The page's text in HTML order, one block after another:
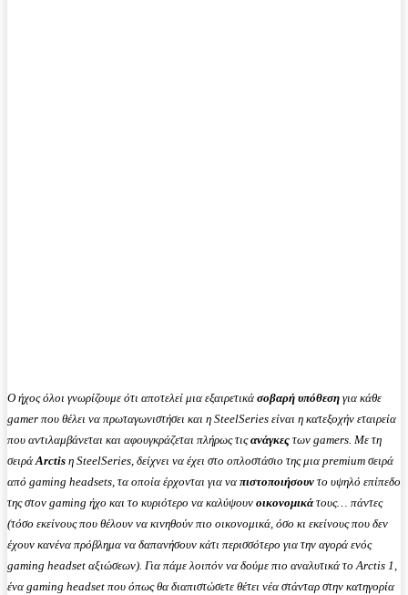
Ο ήχος όλοι γνωρίζουμε ότι αποτελεί μια εξαιρετικά σοβαρή υπόθεση για κάθε
gamer που θέλει να πρωταγωνιστήσει και η SteelSeries είναι η κατεξοχήν εταιρεία
που αντιλαμβάνεται και αφουγκράζεται πλήρως τιςανάγκες των gamers. Με τη
σειρά Arctis η SteelSeries, δείχνει να έχει στο οπλοστάσιο της μια premium σειρά
από gaming headsets, τα οποία έρχονται για να πιστοποιήσουν το υψηλό επίπεδο
της στον gaming ήχο και το κυριότερο να καλύψουν οικονομικάτους… πάντες
(τόσο εκείνους που θέλουν να κινηθούν πιο οικονομικά, όσο κι εκείνους που δεν
έχουν κανένα πρόβλημα να δαπανήσουν κάτι περισσότερο για την αγορά ενός
gaming headset αξιώσεων). Για πάμε λοιπόν να δούμε πιο αναλυτικά το Arctis 1,
ένα gaming headset που όπως θα διαπιστώσετε θέτει νέα στάνταρ στην κατηγορία